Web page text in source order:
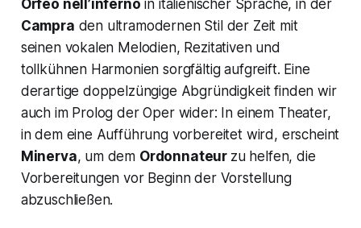
Orfeo nell’inferno in italienischer Sprache, in der
Campra den ultramodernen Stil der Zeit mit
seinen vokalen Melodien, Rezitativen und
tollkühnen Harmonien sorgfältig aufgreift. Eine
derartige doppelzüngige Abgründigkeit finden wir
auch im Prolog der Oper wider: In einem Theater,
in dem eine Aufführung vorbereitet wird, erscheint
Minerva, um dem Ordonnateur zu helfen, die
Vorbereitungen vor Beginn der Vorstellung
abzuschließen.